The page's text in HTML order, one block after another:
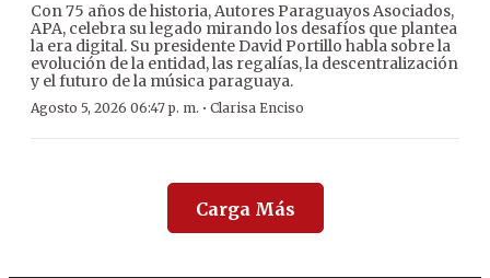
Con 75 años de historia, Autores Paraguayos Asociados,
APA, celebra su legado mirando los desafíos que plantea
la era digital. Su presidente David Portillo habla sobre la
evolución de la entidad, las regalías, la descentralización
y el futuro de la música paraguaya.
Agosto 5, 2026 06:47 p. m. · Clarisa Enciso
Carga Más